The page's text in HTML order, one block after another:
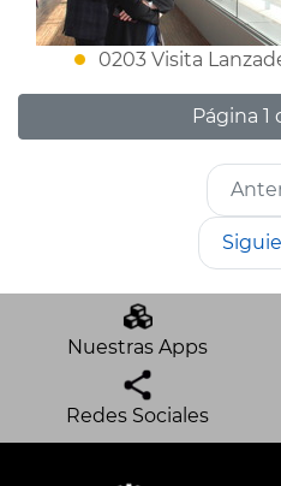
0203 Visita
Página 1
Nuestras Apps
Redes Sociales